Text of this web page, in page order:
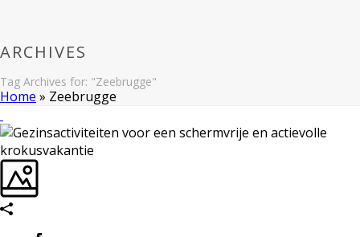
ARCHIVES
Tag Archives for: "Zeebrugge"
Home » Zeebrugge